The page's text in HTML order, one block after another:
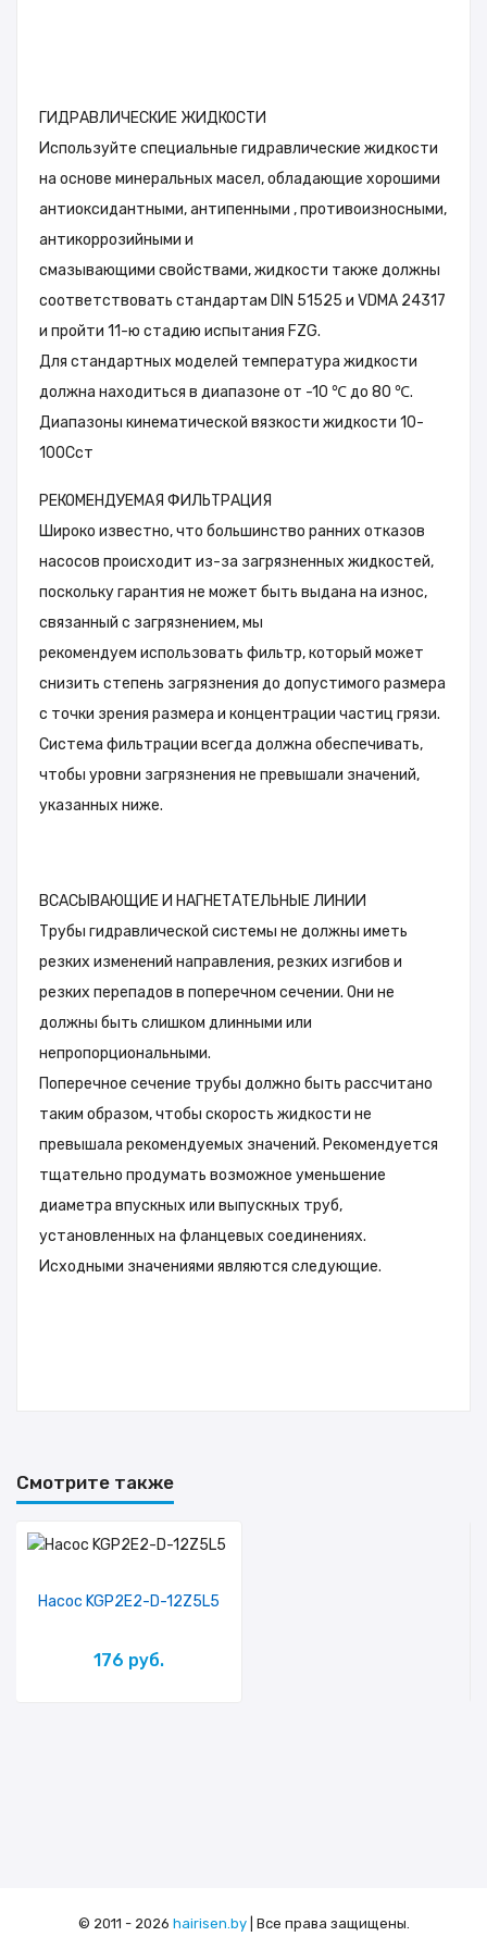
ГИДРАВЛИЧЕСКИЕ ЖИДКОСТИ
Используйте специальные гидравлические жидкости
на основе минеральных масел, обладающие хорошими
антиоксидантными, антипенными , противоизносными,
антикоррозийными и
смазывающими свойствами, жидкости также должны
соответствовать стандартам DIN 51525 и VDMA 24317
и пройти 11-ю стадию испытания FZG.
Для стандартных моделей температура жидкости
должна находиться в диапазоне от -10 ℃ до 80 ℃.
Диапазоны кинематической вязкости жидкости 10-
100Cст
РЕКОМЕНДУЕМАЯ ФИЛЬТРАЦИЯ
Широко известно, что большинство ранних отказов
насосов происходит из-за загрязненных жидкостей,
поскольку гарантия не может быть выдана на износ,
связанный с загрязнением, мы
рекомендуем использовать фильтр, который может
снизить степень загрязнения до допустимого размера
с точки зрения размера и концентрации частиц грязи.
Система фильтрации всегда должна обеспечивать,
чтобы уровни загрязнения не превышали значений,
указанных ниже.
ВCАСЫВАЮЩИЕ И НАГНЕТАТЕЛЬНЫЕ ЛИНИИ
Трубы гидравлической системы не должны иметь
резких изменений направления, резких изгибов и
резких перепадов в поперечном сечении. Они не
должны быть слишком длинными или
непропорциональными.
Поперечное сечение трубы должно быть рассчитано
таким образом, чтобы скорость жидкости не
превышала рекомендуемых значений. Рекомендуется
тщательно продумать возможное уменьшение
диаметра впускных или выпускных труб,
установленных на фланцевых соединениях.
Исходными значениями являются следующие.
Смотрите также
Насос KGP2E2-D-12Z5L5
176 руб.
© 2011 - 2026 hairisen.by| Все права защищены.